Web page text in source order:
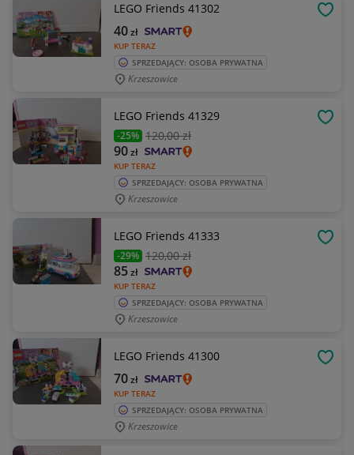
LEGO Friends 41302
KUP TERAZ
40zł
SPRZEDAJĄCY: OSOBA PRYWATNA
Krzeszowice
LEGO Friends 41329
-25% 120,00 zł
KUP TERAZ
90zł
SPRZEDAJĄCY: OSOBA PRYWATNA
Krzeszowice
LEGO Friends 41333
-29% 120,00 zł
KUP TERAZ
85zł
SPRZEDAJĄCY: OSOBA PRYWATNA
Krzeszowice
LEGO Friends 41300
KUP TERAZ
70zł
SPRZEDAJĄCY: OSOBA PRYWATNA
Krzeszowice